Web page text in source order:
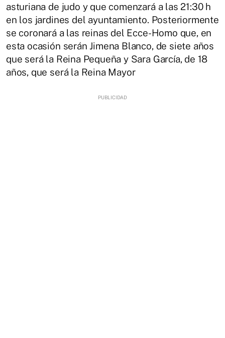
asturiana de judo y que comenzará a las 21:30 h
en los jardines del ayuntamiento. Posteriormente
se coronará a las reinas del Ecce-Homo que, en
esta ocasión serán Jimena Blanco, de siete años
que será la Reina Pequeña y Sara García, de 18
años, que será la Reina Mayor